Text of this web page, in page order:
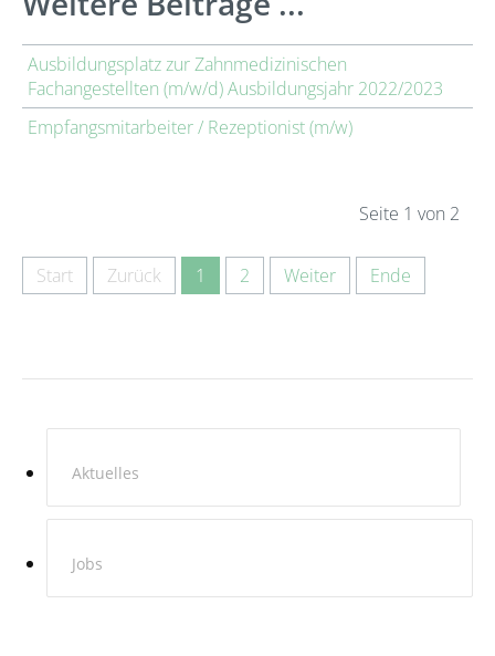
Ausbildungsplatz zur Zahnmedizinischen
Fachangestellten (m/w/d) Ausbildungsjahr 2022/2023
Empfangsmitarbeiter / Rezeptionist (m/w)
Seite 1 von 2
Start Zurück 1 2 Weiter Ende
Aktuelles
Jobs